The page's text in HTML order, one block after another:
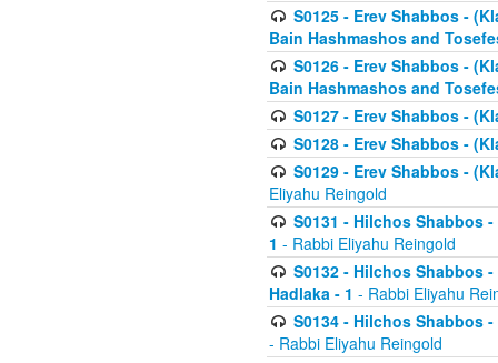
S0125 - Erev Shabbos -
Bain Hashmashos and
S0126 - Erev Shabbos -
Bain Hashmashos and
S0127 - Erev Shabbos -
S0128 - Erev Shabbos -
S0129 - Erev Shabbos -
Eliyahu Reingold
S0131 - Hilchos Shabbos
1 - Rabbi Eliyahu Reingold
S0132 - Hilchos Shabbos
Hadlaka - 1 - Rabbi Eliyahu
S0134 - Hilchos Shabbos
- Rabbi Eliyahu Reingold